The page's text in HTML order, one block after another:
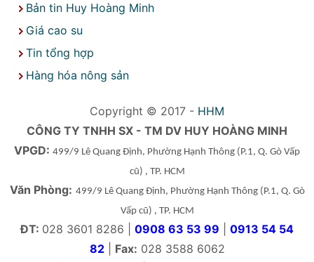
Bản tin Huy Hoàng Minh
Giá cao su
Tin tổng hợp
Hàng hóa nông sản
Copyright © 2017 - HHM
CÔNG TY TNHH SX - TM DV HUY HOÀNG MINH
VPGD: 499/9 Lê Quang Định, Phường Hạnh Thông (P.1, Q. Gò Vấp
cũ) , TP. HCM
Văn Phòng: 499/9 Lê Quang Định, Phường Hạnh Thông(P.1, Q. Gò
Vấp cũ) , TP. HCM
ĐT: 028 3601 8286 | 0908 63 53 99
0913 54 54
82| Fax: 028 3588 6062